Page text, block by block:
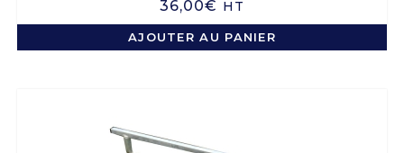
36,00€ HT
AJOUTER AU PANIER